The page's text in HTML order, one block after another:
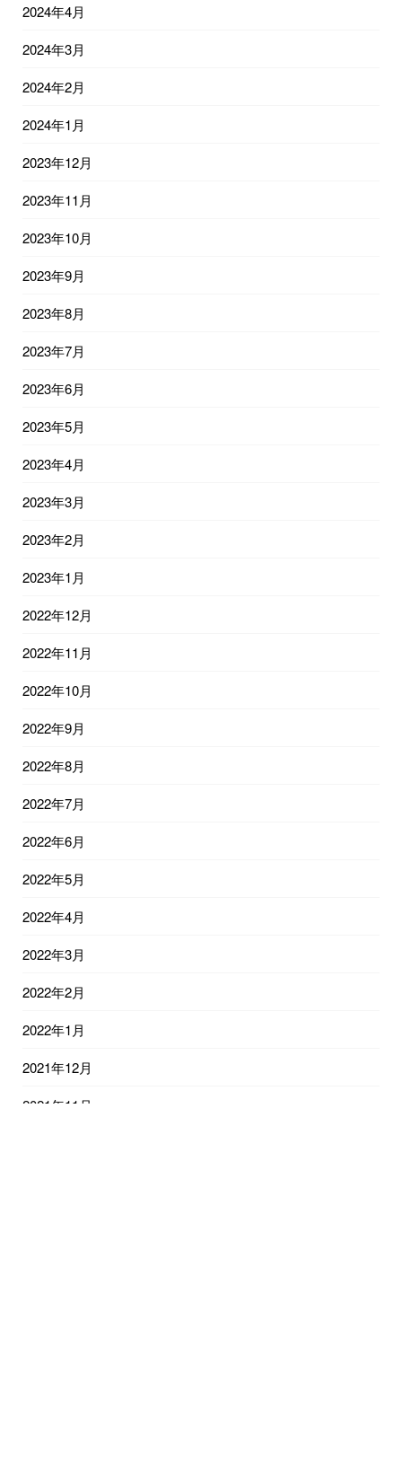
2024年4月
2024年3月
2024年2月
2024年1月
2023年12月
2023年11月
2023年10月
2023年9月
2023年8月
2023年7月
2023年6月
2023年5月
2023年4月
2023年3月
2023年2月
2023年1月
2022年12月
2022年11月
2022年10月
2022年9月
2022年8月
2022年7月
2022年6月
2022年5月
2022年4月
2022年3月
2022年2月
2022年1月
2021年12月
2021年11月